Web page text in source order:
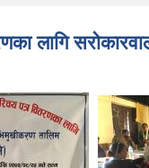
लागि